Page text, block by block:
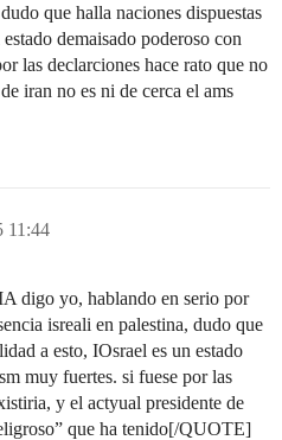
que halla naciones dispuestas
demaisado poderoso con
las declarciones hace rato que no
iran no es ni de cerca el ams
11:44
digo yo, hablando en serio por
isreali en palestina, dudo que
a esto, IOsrael es un estado
muy fuertes. si fuese por las
y el actyual presidente de
que ha tenido[/QUOTE]